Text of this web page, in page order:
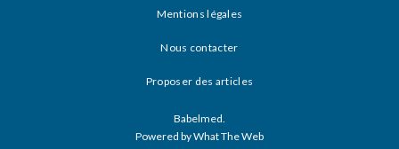
Mentions légales
Nous contacter
Proposer des articles
Babelmed.
Powered by What The Web